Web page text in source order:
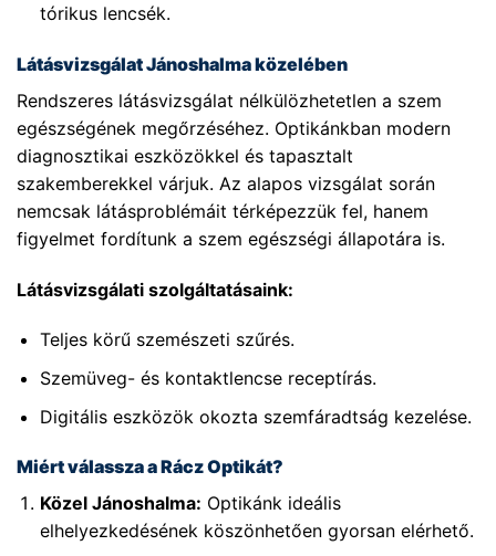
tórikus lencsék.
Látásvizsgálat Jánoshalma közelében
Rendszeres látásvizsgálat nélkülözhetetlen a szem
egészségének megőrzéséhez. Optikánkban modern
diagnosztikai eszközökkel és tapasztalt
szakemberekkel várjuk. Az alapos vizsgálat során
nemcsak látásproblémáit térképezzük fel, hanem
figyelmet fordítunk a szem egészségi állapotára is.
Látásvizsgálati szolgáltatásaink:
Teljes körű szemészeti szűrés.
Szemüveg- és kontaktlencse receptírás.
Digitális eszközök okozta szemfáradtság kezelése.
Miért válassza a Rácz Optikát?
Közel Jánoshalma: Optikánk ideális
elhelyezkedésének köszönhetően gyorsan elérhető.